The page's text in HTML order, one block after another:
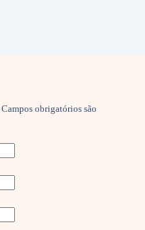
Campos obrigatórios são